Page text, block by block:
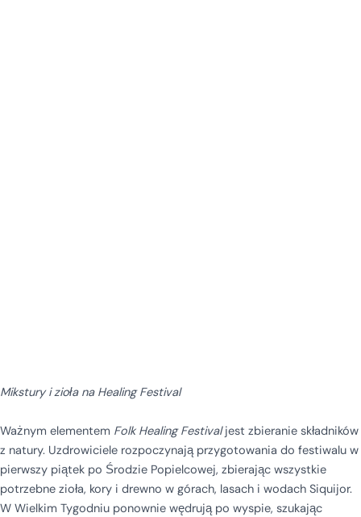
Mikstury i zioła na Healing Festival
Ważnym elementem Folk Healing Festivaljest zbieranie składników
z natury. Uzdrowiciele rozpoczynają przygotowania do festiwalu w
pierwszy piątek po Środzie Popielcowej, zbierając wszystkie
potrzebne zioła, kory i drewno w górach, lasach i wodach Siquijor.
W Wielkim Tygodniu ponownie wędrują po wyspie, szukając